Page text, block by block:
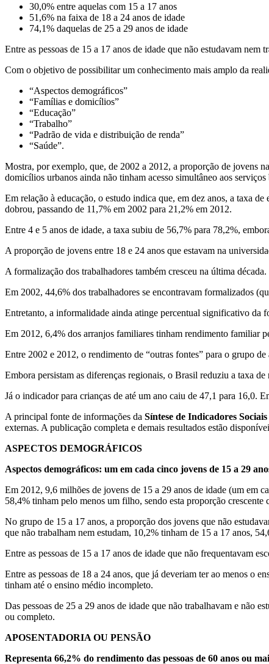
30,0% entre aquelas com 15 a 17 anos
51,6% na faixa de 18 a 24 anos de idade
74,1% daquelas de 25 a 29 anos de idade
Entre as pessoas de 15 a 17 anos de idade que não estudavam
Com o objetivo de possibilitar um conhecimento mais amplo da
“Aspectos demográficos”
“Famílias e domicílios”
“Educação”
“Trabalho”
“Padrão de vida e distribuição de renda”
“Saúde”.
Mostra, por exemplo, que, de 2002 a 2012, a proporção de jovens
domicílios urbanos ainda não tinham acesso simultâneo aos
Em relação à educação, o estudo indica que, em dez anos, a taxa
dobrou, passando de 11,7% em 2002 para 21,2% em 2012.
Entre 4 e 5 anos de idade, a taxa subiu de 56,7% para 78,2%,
A proporção de jovens entre 18 e 24 anos que estavam na
A formalização dos trabalhadores também cresceu na última década.
Em 2002, 44,6% dos trabalhadores se encontravam formalizados
Entretanto, a informalidade ainda atinge percentual significativo da
Em 2012, 6,4% dos arranjos familiares tinham rendimento familiar
Entre 2002 e 2012, o rendimento de “outras fontes” para o grupo
Embora persistam as diferenças regionais, o Brasil reduziu a taxa
Já o indicador para crianças de até um ano caiu de 47,1 para 16,0.
A principal fonte de informações da Síntese de Indicadores Sociais
externas. A publicação completa e demais resultados estão
ASPECTOS DEMOGRÁFICOS
Aspectos demográficos: um em cada cinco jovens de 15 a 29
Em 2012, 9,6 milhões de jovens de 15 a 29 anos de idade (um em
58,4% tinham pelo menos um filho, sendo esta proporção
No grupo de 15 a 17 anos, a proporção dos jovens que não
que não trabalham nem estudam, 10,2% tinham de 15 a 17 anos,
Entre as pessoas de 15 a 17 anos de idade que não frequentavam
Entre as pessoas de 18 a 24 anos, que já deveriam ter ao menos o
tinham até o ensino médio incompleto.
Das pessoas de 25 a 29 anos de idade que não trabalhavam e não
ou completo.
APOSENTADORIA OU PENSÃO
Representa 66,2% do rendimento das pessoas de 60 anos ou